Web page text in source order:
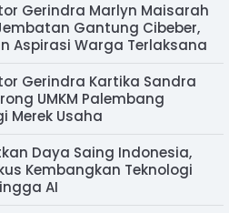
Gerindra Marlyn Maisarah
Gantung Cibeber,
Aspirasi Warga Terlaksana
Gerindra Kartika Sandra
UMKM Palembang
Merek Usaha
Daya Saing Indonesia,
Kembangkan Teknologi
AI